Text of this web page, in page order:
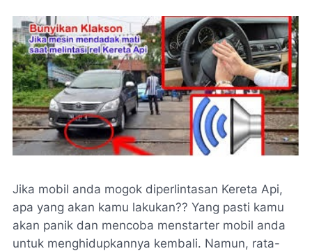
Jika mobil anda mogok diperlintasan Kereta Api,
apa yang akan kamu lakukan?? Yang pasti kamu
akan panik dan mencoba menstarter mobil anda
untuk menghidupkannya kembali. Namun, rata-